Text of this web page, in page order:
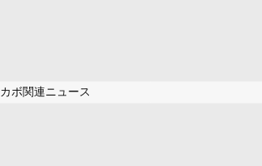
ボ関連ニュース